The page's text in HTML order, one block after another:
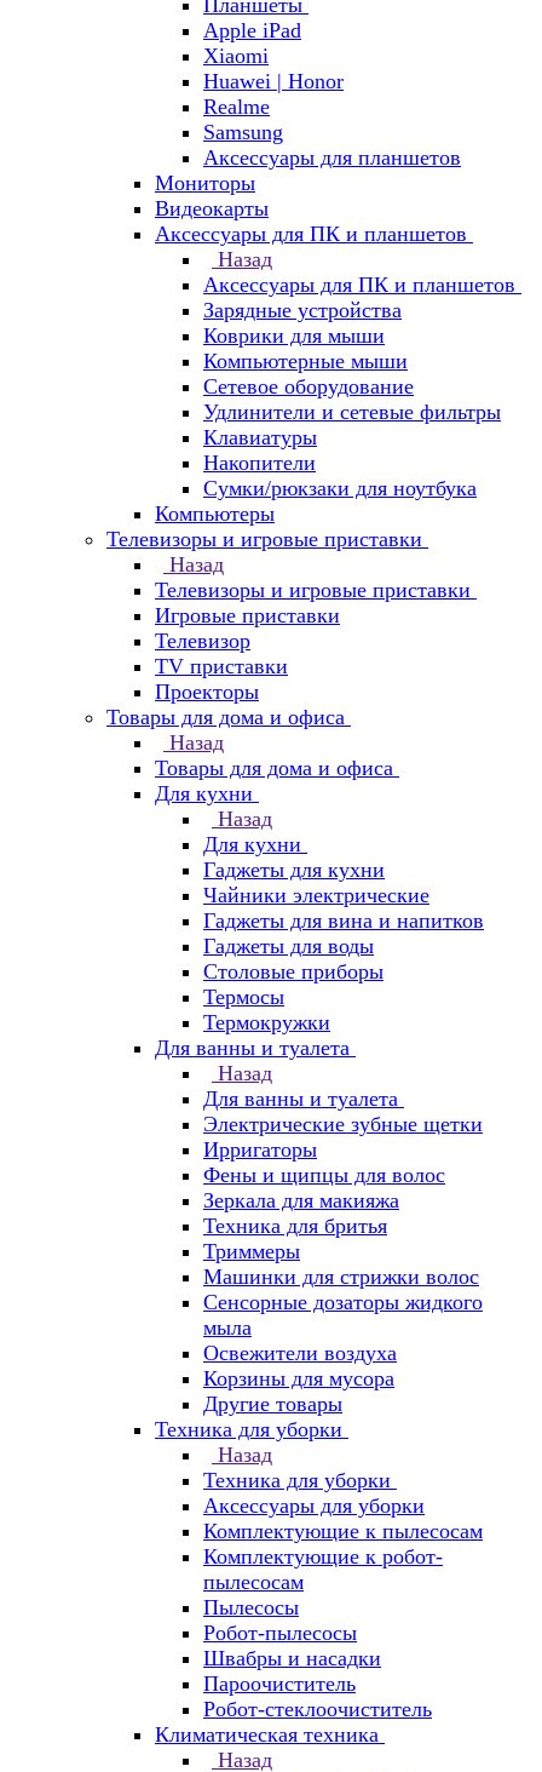
Планшеты
Apple iPad
Xiaomi
Huawei | Honor
Realme
Samsung
Аксессуары для планшетов
Мониторы
Видеокарты
Аксессуары для ПК и планшетов
Назад
Аксессуары для ПК и планшетов
Зарядные устройства
Коврики для мыши
Компьютерные мыши
Сетевое оборудование
Удлинители и сетевые фильтры
Клавиатуры
Накопители
Сумки/рюкзаки для ноутбука
Компьютеры
Телевизоры и игровые приставки
Назад
Телевизоры и игровые приставки
Игровые приставки
Телевизор
TV приставки
Проекторы
Товары для дома и офиса
Назад
Товары для дома и офиса
Для кухни
Назад
Для кухни
Гаджеты для кухни
Чайники электрические
Гаджеты для вина и напитков
Гаджеты для воды
Столовые приборы
Термосы
Термокружки
Для ванны и туалета
Назад
Для ванны и туалета
Электрические зубные щетки
Ирригаторы
Фены и щипцы для волос
Зеркала для макияжа
Техника для бритья
Триммеры
Машинки для стрижки волос
Сенсорные дозаторы жидкого
мыла
Освежители воздуха
Корзины для мусора
Другие товары
Техника для уборки
Назад
Техника для уборки
Аксессуары для уборки
Комплектующие к пылесосам
Комплектующие к робот-
пылесосам
Пылесосы
Робот-пылесосы
Швабры и насадки
Пароочиститель
Робот-стеклоочиститель
Климатическая техника
Назад